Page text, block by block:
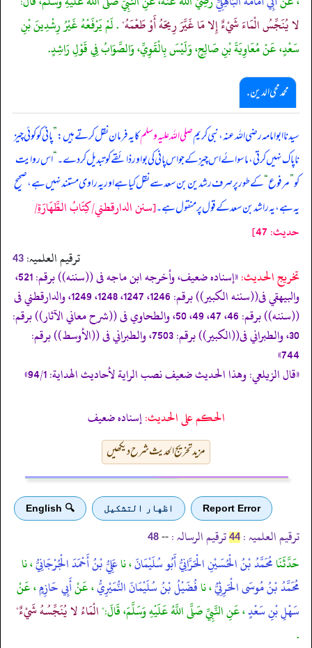
لا يُنَجِّسُ الْمَاءَ شَيْءٌ إِلا مَا غَيَّرَ رِيحَهُ أَوْ طَعْمَهُ". لَمْ يَرْفَعْهُ غَيْرُ رِشْدِينَ بْنِ
سَعْدٍ، عَنْ مُعَاوِيَةَ بْنِ صَالِحٍ، وَلَيْسَ بِالْقَوِيِّ، وَالصَّوَابُ فِي قَوْلِ رَاشِدٍ.
محمد محی الدین .
سیدنا ابوامامہ رضی اللہ عنہ، نبی کریمصلی اللہ علیہ وسلمکا یہ فرمان نقل کرتے ہیں:”پانی کو کوئی چیز
ناپاک نہیں کرتی، ماسوائے اس چیز کے جو اس پانی کی بو اور ذائقے کو تبدیل کر دے۔“اس روایت
کو”مرفوع“کے طور پر صرف رشدین بن سعد سے نقل کیا ہے اور یہ راوی مستند نہیں ہے، صحیح
یہ ہے، یہ راشد بن سعد کے قول پر منقول ہے۔[سنن الدارقطني/كِتَابُ الطَّهَارَةِ/
حدیث: 47]
ترقیم العلمیہ: 43
تخریج الحدیث:
«إسناده ضعيف، وأخرجه ابن ماجه فى ((سننه)) برقم: 521،
والبيهقي فى((سننه الكبير)) برقم: 1246، 1247، 1248، 1249، والدارقطني فى
((سننه)) برقم: 46، 47، 49، 50، والطحاوي فى ((شرح معاني الآثار)) برقم:
30، والطبراني فى((الكبير)) برقم: 7503، والطبراني فى ((الأوسط)) برقم:
744»
«قال الزيلعي: وهذا الحديث ضعيف نصب الراية لأحاديث الهداية: 94/1»
الحكم على الحديث:إسناده ضعيف
مزید تخریج الحدیث شرح دیکھیں
Report Error اظهار التشكيل 🔍 English
ترقیم العلمیہ : 44 ترقیم الرسالہ : --
48
حَدَّثَنَامُحَمَّدُ بْنُ الْحُسَيْنِ الْحَرَّانِيُّ أَبُو سُلَيْمَانَ، ناعَلِيُّ بْنُ أَحْمَدَ الْجُرْجَانِيُّ، نا
مُحَمَّدُ بْنُ مُوسَى الْحَرِثِيُّ، نافُضَيْلُ بْنُ سُلَيْمَانَ النُّمَيْرِيُّ، عَنْأَبِي حَازِمٍ، عَنْ
سَهْلِ بْنِ سَعْدٍ، عَنِ النَّبِيِّ صَلَّى اللَّهُ عَلَيْهِ وَسَلَّمَ، قَالَ:"الْمَاءُ لا يُنَجِّسُهُ شَيْءٌ"
.